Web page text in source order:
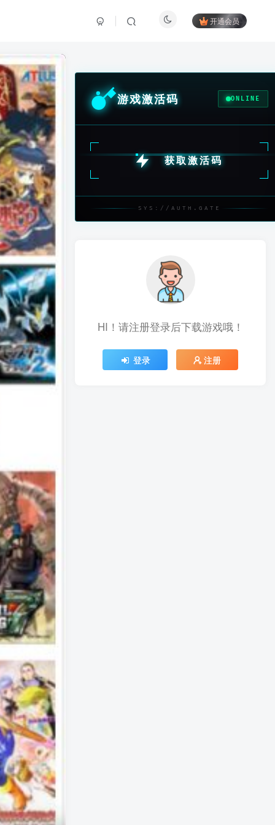
开通会员
游戏激活码 ONLINE
获取激活码
SYS://AUTH.GATE
HI！请注册登录后下载游戏哦！
登录 注册